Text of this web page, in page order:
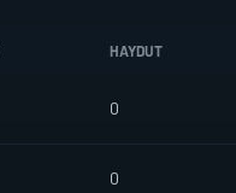
HAYDUT
0
0